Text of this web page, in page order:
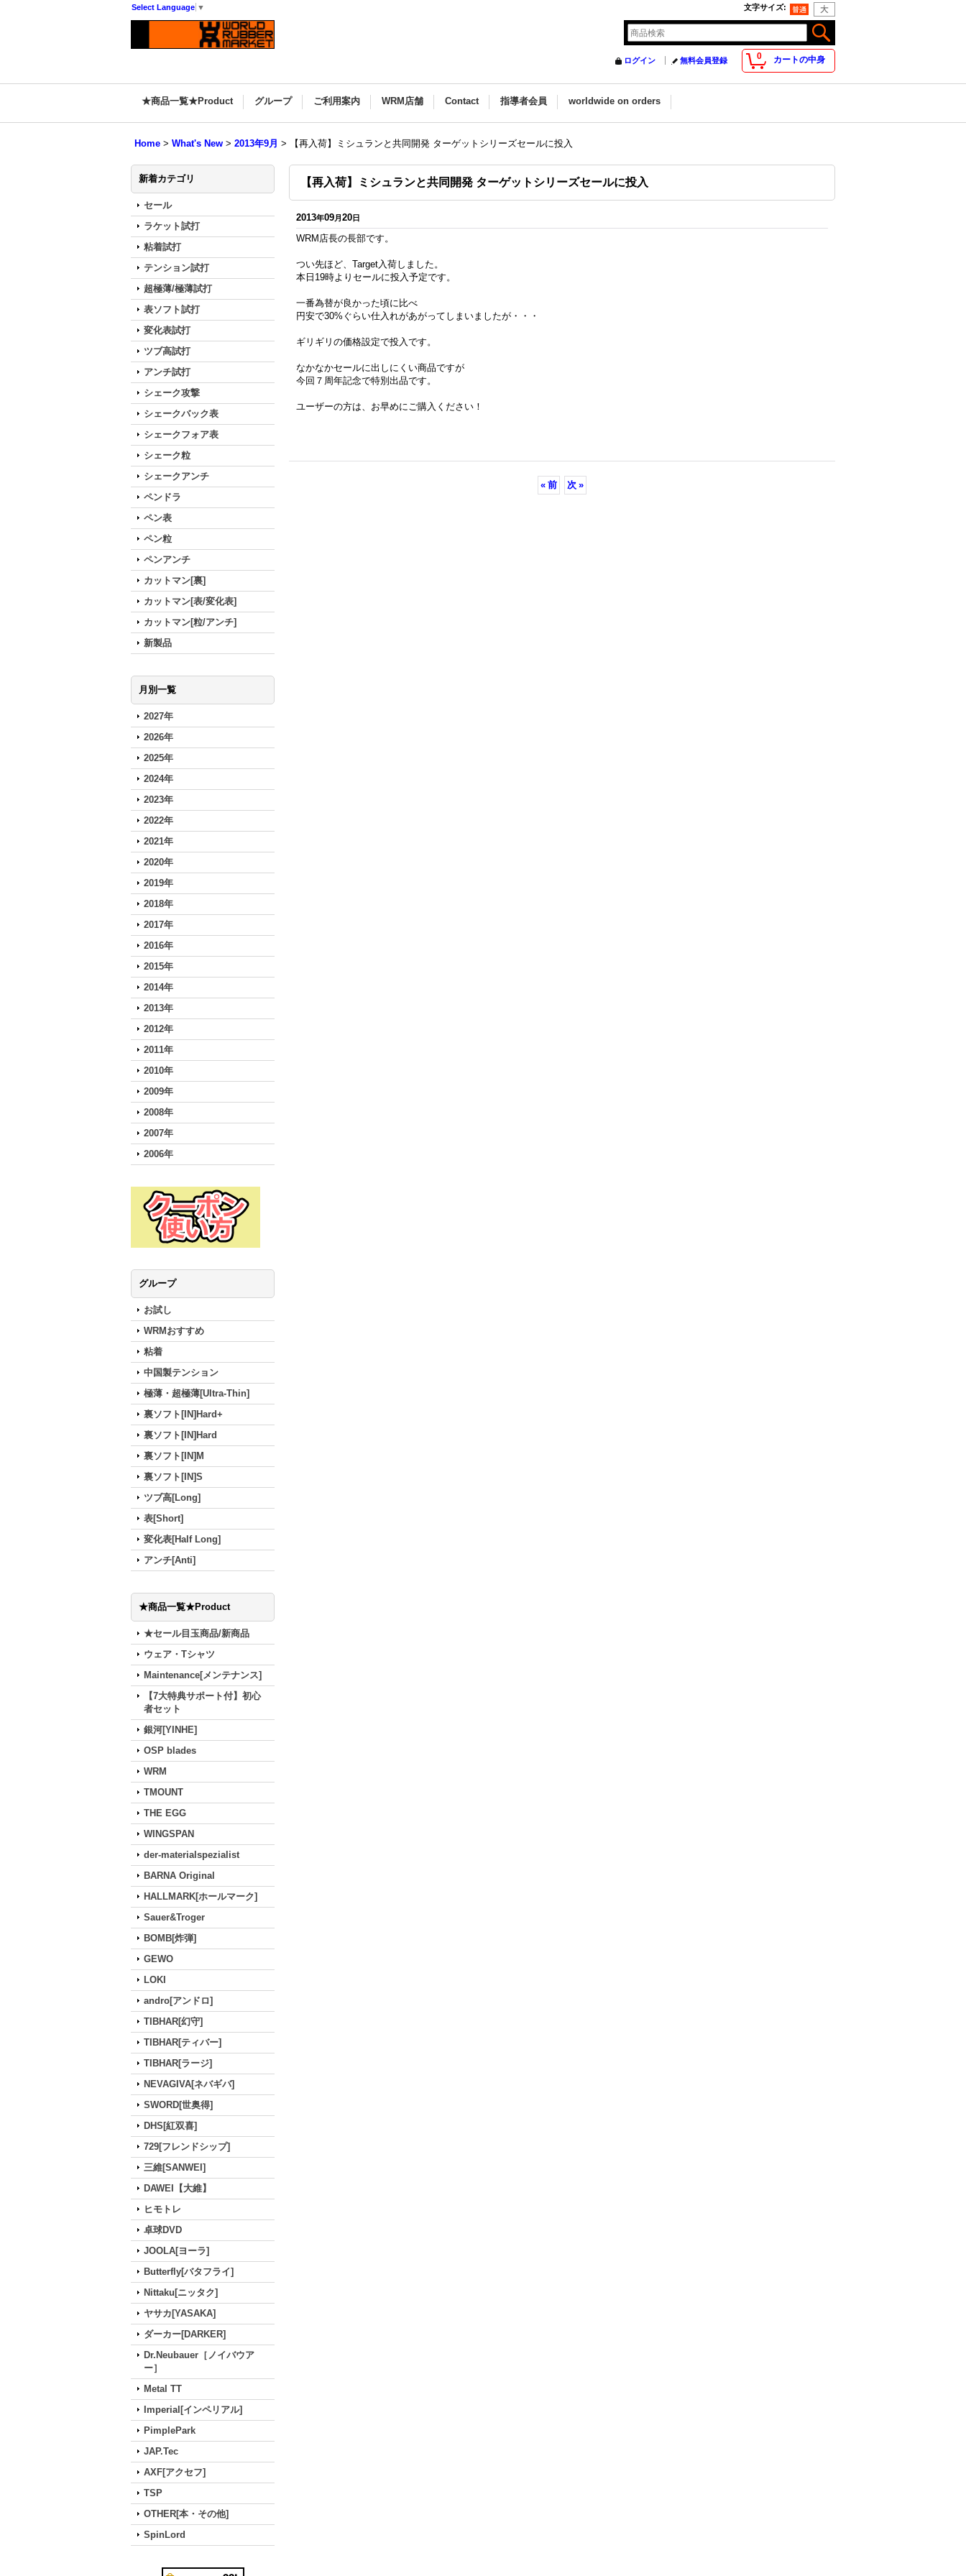
Select Language ▼ 文字サイズ:
0 カートの中身
ログイン 無料会員登録
★商品一覧★Product グループ ご利用案内 WRM店舗 Contact 指導者会員 worldwide on orders
Home > What's New > 2013年9月 > 【再入荷】ミシュランと共同開発 ターゲットシリーズセールに投入
新着カテゴリ
セール
ラケット試打
粘着試打
テンション試打
超極薄/極薄試打
表ソフト試打
変化表試打
ツブ高試打
アンチ試打
シェーク攻撃
シェークバック表
シェークフォア表
シェーク粒
シェークアンチ
ペンドラ
ペン表
ペン粒
ペンアンチ
カットマン[裏]
カットマン[表/変化表]
カットマン[粒/アンチ]
新製品
月別一覧
2027年
2026年
2025年
2024年
2023年
2022年
2021年
2020年
2019年
2018年
2017年
2016年
2015年
2014年
2013年
2012年
2011年
2010年
2009年
2008年
2007年
2006年
グループ
お試し
WRMおすすめ
粘着
中国製テンション
極薄・超極薄[Ultra-Thin]
裏ソフト[IN]Hard+
裏ソフト[IN]Hard
裏ソフト[IN]M
裏ソフト[IN]S
ツブ高[Long]
表[Short]
変化表[Half Long]
アンチ[Anti]
★商品一覧★Product
★セール目玉商品/新商品
ウェア・Tシャツ
Maintenance[メンテナンス]
【7大特典サポート付】初心
者セット
銀河[YINHE]
OSP blades
WRM
TMOUNT
THE EGG
WINGSPAN
der-materialspezialist
BARNA Original
HALLMARK[ホールマーク]
Sauer&Troger
BOMB[炸弾]
GEWO
LOKI
andro[アンドロ]
TIBHAR[幻守]
TIBHAR[ティバー]
TIBHAR[ラージ]
NEVAGIVA[ネバギバ]
SWORD[世奥得]
DHS[紅双喜]
729[フレンドシップ]
三維[SANWEI]
DAWEI【大維】
ヒモトレ
卓球DVD
JOOLA[ヨーラ]
Butterfly[バタフライ]
Nittaku[ニッタク]
ヤサカ[YASAKA]
ダーカー[DARKER]
Dr.Neubauer［ノイバウア
ー］
Metal TT
Imperial[インペリアル]
PimplePark
JAP.Tec
AXF[アクセフ]
TSP
OTHER[本・その他]
SpinLord
【再入荷】ミシュランと共同開発 ターゲットシリーズセールに投入
2013年09月20日
WRM店長の長部です。
つい先ほど、Target入荷しました。
本日19時よりセールに投入予定です。
一番為替が良かった頃に比べ
円安で30%ぐらい仕入れがあがってしまいましたが・・・
ギリギリの価格設定で投入です。
なかなかセールに出しにくい商品ですが
今回７周年記念で特別出品です。
ユーザーの方は、お早めにご購入ください！
« 前 次 »